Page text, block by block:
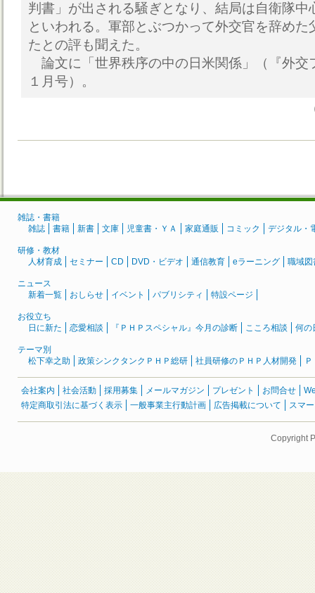
判書」が出される騒ぎとなり、結局は自衛隊中
といわれる。軍部とぶつかって外交官を辞めた
たとの評も聞えた。
論文に「世界秩序の中の日米関係」（『外交
１月号）。
雑誌・書籍
雑誌
書籍 新書 文庫 児童書・ＹＡ 家庭通販 コミック デジタル・
研修・教材
人材育成
セミナー CD DVD・ビデオ 通信教育 eラーニング 職域図
ニュース
新着一覧
おしらせ イベント パブリシティ 特設ページ
お役立ち
日に新た
恋愛相談 『ＰＨＰスペシャル』今月の診断 こころ相談 何の
テーマ別
松下幸之助
政策シンクタンクＰＨＰ総研 社員研修のＰＨＰ人材開発
会社案内 社会活動 採用募集 メールマガジン プレゼント お問合せ
特定商取引法に基づく表示
一般事業主行動計画 広告掲載について スマ
Copyright